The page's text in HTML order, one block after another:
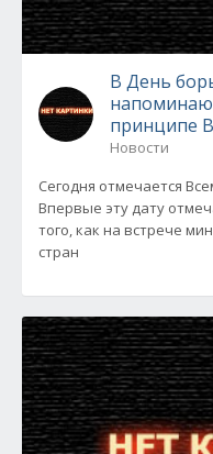
В День
принципе
Новости
Сегодня отмечается
Впервые эту дату
того, как на встрече
стран